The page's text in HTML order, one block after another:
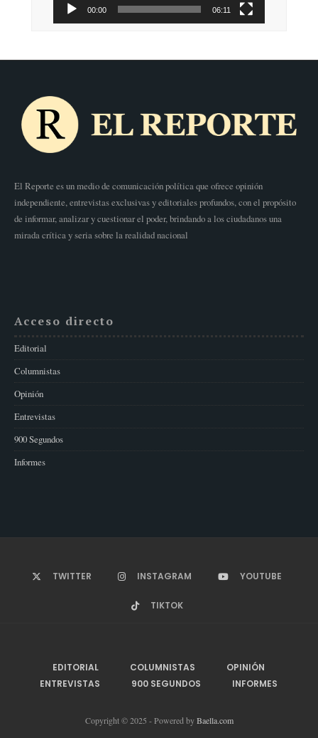
00:00 06:11
El Reporte es un medio de comunicación política que ofrece opinión
independiente, entrevistas exclusivas y editoriales profundos, con el propósito
de informar, analizar y cuestionar el poder, brindando a los ciudadanos una
mirada crítica y seria sobre la realidad nacional
Acceso directo
Editorial
Columnistas
Opinión
Entrevistas
900 Segundos
Informes
TWITTER INSTAGRAM YOUTUBE
TIKTOK
EDITORIAL COLUMNISTAS
OPINIÓN
ENTREVISTAS
900 SEGUNDOS INFORMES
Copyright © 2025 - Powered byBaella.com